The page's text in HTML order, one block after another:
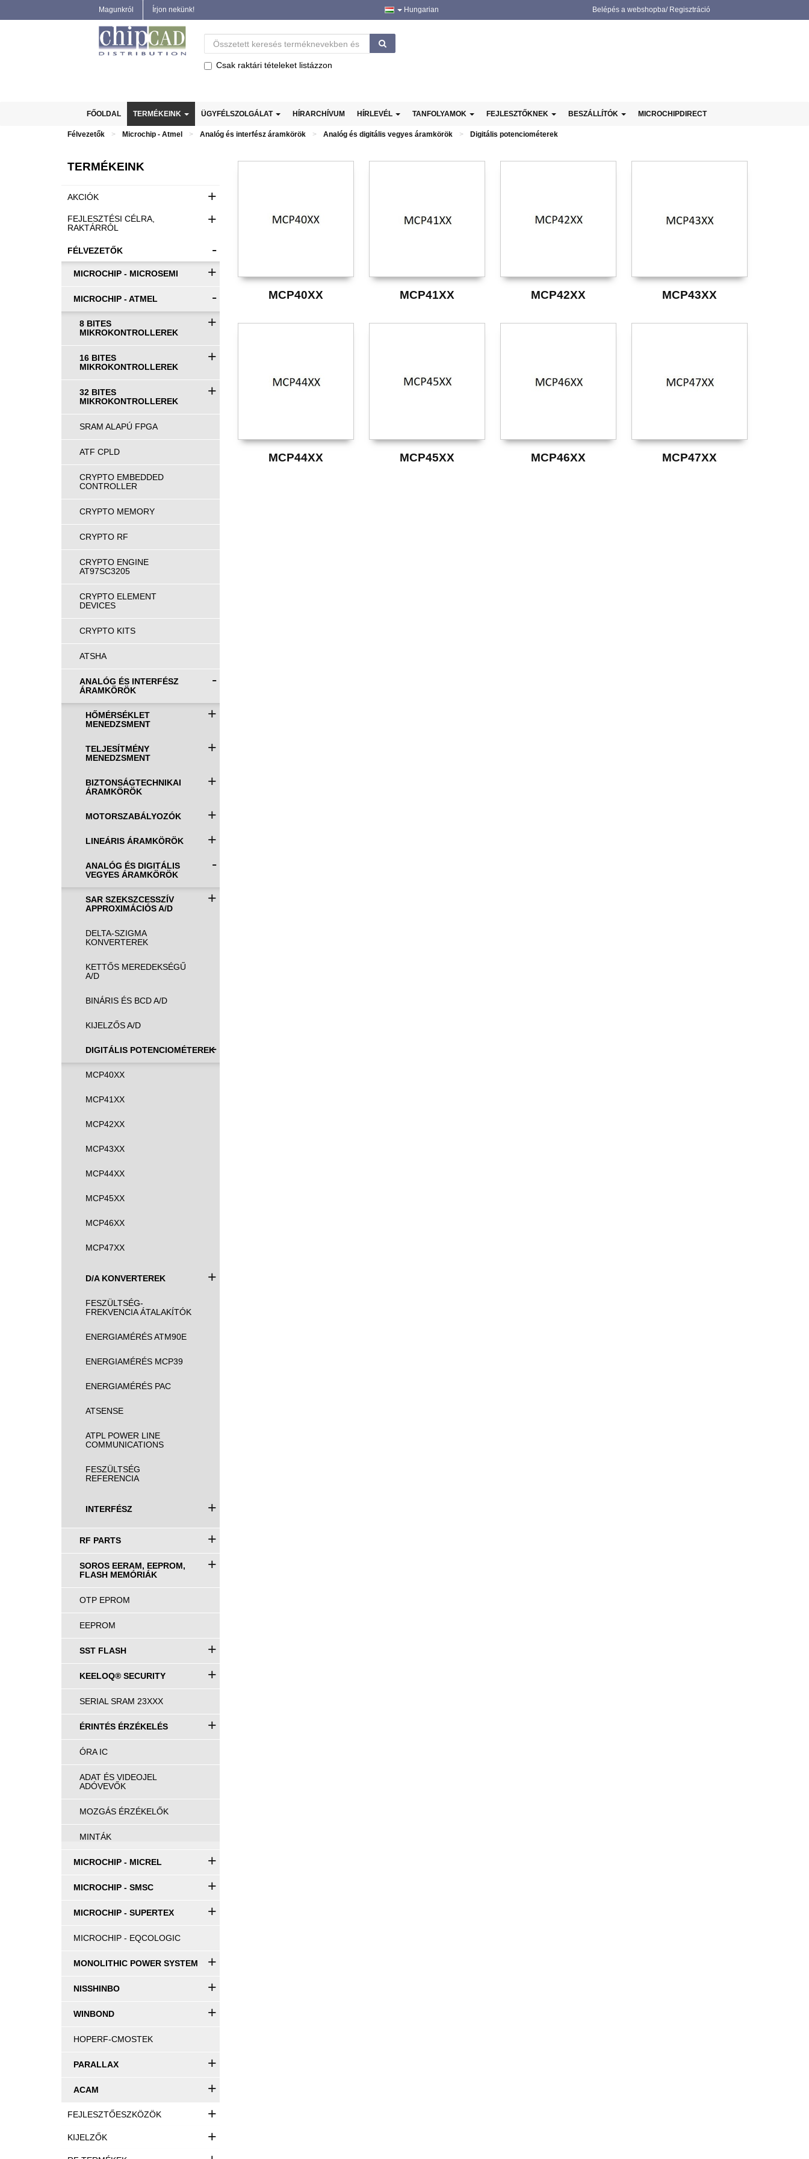
Magunkról Írjon nekünk! Hungarian Belépés a webshopba/ Regisztráció
Csak raktári tételeket listázzon
FŐOLDAL TERMÉKEINK ÜGYFÉLSZOLGÁLAT HÍRARCHÍVUM HÍRLEVÉL TANFOLYAMOK FEJLESZTŐKNEK BESZÁLLÍTÓK MICROCHIPDIRECT
Félvezetők Microchip - Atmel Analóg és interfész áramkörök Analóg és digitális vegyes áramkörök Digitális potenciométerek
TERMÉKEINK
AKCIÓK +
FEJLESZTÉSI CÉLRA,
RAKTÁRRÓL
+
FÉLVEZETŐK -
MICROCHIP - MICROSEMI +
MICROCHIP - ATMEL -
8 BITES
MIKROKONTROLLEREK
+
16 BITES
MIKROKONTROLLEREK
+
32 BITES
MIKROKONTROLLEREK
+
SRAM ALAPÚ FPGA
ATF CPLD
CRYPTO EMBEDDED
CONTROLLER
CRYPTO MEMORY
CRYPTO RF
CRYPTO ENGINE
AT97SC3205
CRYPTO ELEMENT
DEVICES
CRYPTO KITS
ATSHA
ANALÓG ÉS INTERFÉSZ
ÁRAMKÖRÖK
-
HŐMÉRSÉKLET
MENEDZSMENT
+
TELJESÍTMÉNY
MENEDZSMENT
+
BIZTONSÁGTECHNIKAI
ÁRAMKÖRÖK
+
MOTORSZABÁLYOZÓK +
LINEÁRIS ÁRAMKÖRÖK +
ANALÓG ÉS DIGITÁLIS
VEGYES ÁRAMKÖRÖK
-
SAR SZEKSZCESSZÍV
APPROXIMÁCIÓS A/D
+
DELTA-SZIGMA
KONVERTEREK
KETTŐS MEREDEKSÉGŰ
A/D
BINÁRIS ÉS BCD A/D
KIJELZŐS A/D
DIGITÁLIS POTENCIOMÉTEREK-
MCP40XX
MCP41XX
MCP42XX
MCP43XX
MCP44XX
MCP45XX
MCP46XX
MCP47XX
D/A KONVERTEREK +
FESZÜLTSÉG-
FREKVENCIA ÁTALAKÍTÓK
ENERGIAMÉRÉS ATM90E
ENERGIAMÉRÉS MCP39
ENERGIAMÉRÉS PAC
ATSENSE
ATPL POWER LINE
COMMUNICATIONS
FESZÜLTSÉG
REFERENCIA
INTERFÉSZ +
RF PARTS +
SOROS EERAM, EEPROM,
FLASH MEMÓRIÁK
+
OTP EPROM
EEPROM
SST FLASH +
KEELOQ® SECURITY +
SERIAL SRAM 23XXX
ÉRINTÉS ÉRZÉKELÉS +
ÓRA IC
ADAT ÉS VIDEOJEL
ADÓVEVŐK
MOZGÁS ÉRZÉKELŐK
MINTÁK
MICROCHIP - MICREL +
MICROCHIP - SMSC +
MICROCHIP - SUPERTEX +
MICROCHIP - EQCOLOGIC
MONOLITHIC POWER SYSTEM +
NISSHINBO +
WINBOND +
HOPERF-CMOSTEK
PARALLAX +
ACAM +
FEJLESZTŐESZKÖZÖK +
KIJELZŐK +
MCP40XX MCP41XX MCP42XX MCP43XX
MCP44XX MCP45XX MCP46XX MCP47XX